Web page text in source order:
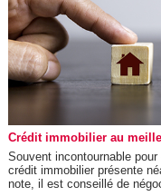
Crédit immobilier au
Souvent incontournable
crédit immobilier présente
note, il est conseillé de